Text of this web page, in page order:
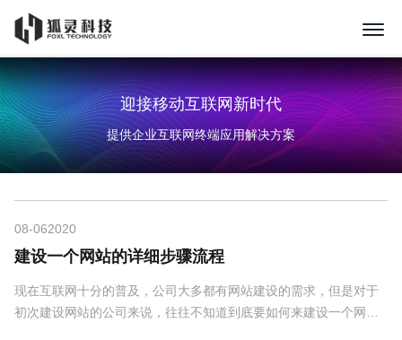
迎接移动互联网新时代
提供企业互联网终端应用解决方案
08-062020
建设一个网站的详细步骤流程
现在互联网十分的普及，公司大多都有网站建设的需求，但是对于
初次建设网站的公司来说，往往不知道到底要如何来建设一个网